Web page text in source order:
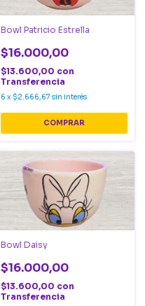
Bowl Patricio Estrella
$16.000,00
$13.600,00 con
Transferencia
6 x $2.666,67 sin interés
Bowl Daisy
$16.000,00
$13.600,00 con
Transferencia